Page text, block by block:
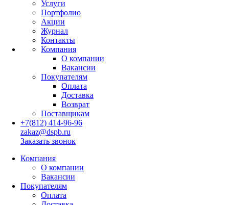
Услуги
Портфолио
Акции
Журнал
Контакты
Компания
О компании
Вакансии
Покупателям
Оплата
Доставка
Возврат
Поставщикам
+7(812) 414-96-96
zakaz@dspb.ru
Заказать звонок
Компания
О компании
Вакансии
Покупателям
Оплата